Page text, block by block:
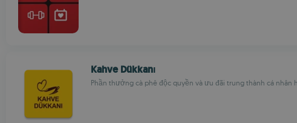
Kahve Dükkanı
Phần thưởng cà phê độc quyền và ưu đãi trung thành cá nhân